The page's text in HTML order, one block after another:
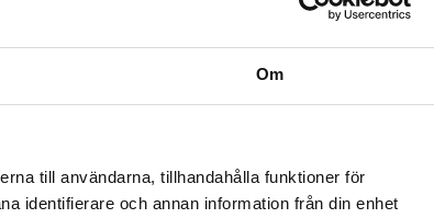
Om
till användarna, tillhandahålla funktioner för
identifierare och annan information från din enhet
på